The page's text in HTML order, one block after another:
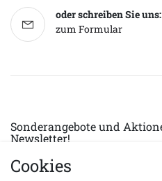
oder schreiben Sie uns:
zum Formular
Sonderangebote und
Newsletter!
E-MAIL *
Cookies